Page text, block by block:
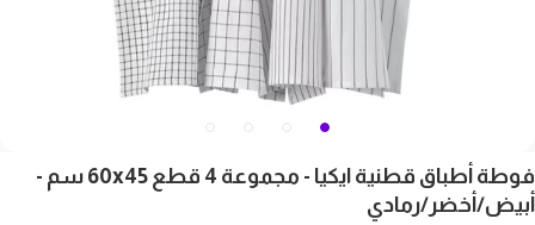
فوطة أطباق قطنية ايكيا - مجموعة 4 قطع 60x45 سم -
أبيض/أخضر/رمادي